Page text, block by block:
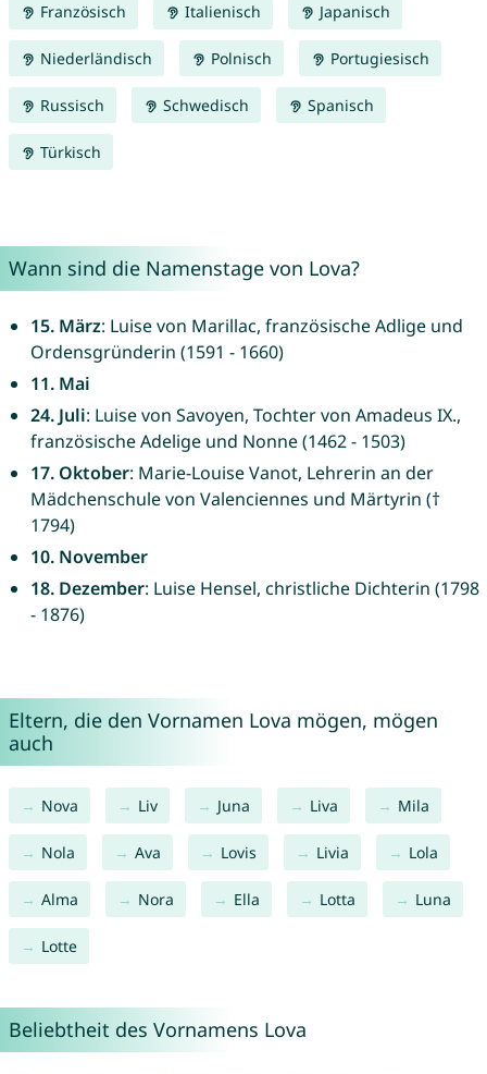
Französisch Italienisch Japanisch
Niederländisch Polnisch Portugiesisch
Russisch Schwedisch Spanisch
Türkisch
Wann sind die Namenstage von Lova?
15. März: Luise von Marillac, französische Adlige und
Ordensgründerin (1591 - 1660)
11. Mai
24. Juli: Luise von Savoyen, Tochter von Amadeus IX.,
französische Adelige und Nonne (1462 - 1503)
17. Oktober: Marie-Louise Vanot, Lehrerin an der
Mädchenschule von Valenciennes und Märtyrin (†
1794)
10. November
18. Dezember: Luise Hensel, christliche Dichterin (1798
- 1876)
Eltern, die den Vornamen Lova mögen, mögen
auch
Nova Liv Juna Liva Mila
Nola Ava Lovis Livia Lola
Alma Nora Ella Lotta Luna
Lotte
Beliebtheit des Vornamens Lova